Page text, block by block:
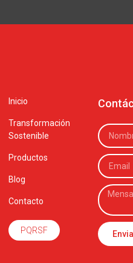
Inicio
Transformación
Sostenible
Productos
Blog
Contacto
PQRSF